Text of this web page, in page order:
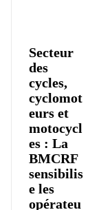
Secteur
des
cycles,
cyclomot
eurs et
motocycl
es : La
BMCRF
sensibilis
e les
opérateu